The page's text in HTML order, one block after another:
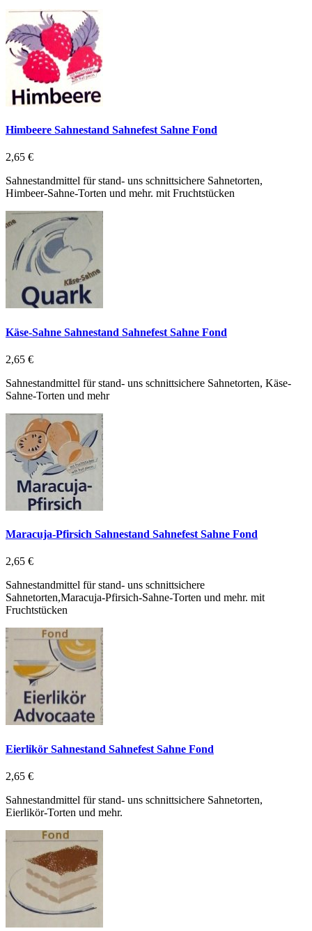
Himbeere Sahnestand Sahnefest Sahne Fond
2,65 €
Sahnestandmittel für stand- uns schnittsichere Sahnetorten,
Himbeer-Sahne-Torten und mehr. mit Fruchtstücken
Käse-Sahne Sahnestand Sahnefest Sahne Fond
2,65 €
Sahnestandmittel für stand- uns schnittsichere Sahnetorten, Käse-
Sahne-Torten und mehr
Maracuja-Pfirsich Sahnestand Sahnefest Sahne Fond
2,65 €
Sahnestandmittel für stand- uns schnittsichere
Sahnetorten,Maracuja-Pfirsich-Sahne-Torten und mehr. mit
Fruchtstücken
Eierlikör Sahnestand Sahnefest Sahne Fond
2,65 €
Sahnestandmittel für stand- uns schnittsichere Sahnetorten,
Eierlikör-Torten und mehr.